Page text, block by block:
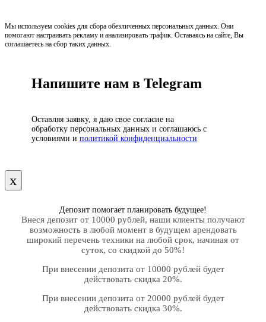
Мы используем cookies для сбора обезличенных персональных данных. Они
помогают настраивать рекламу и анализировать трафик. Оставаясь на сайте, Вы
соглашаетесь на сбор таких данных.
Напишите нам в Telegram
Оставляя заявку, я даю свое согласие на
обработку персональных данных и соглашаюсь с
условиями и политикой конфиденциальности
х
Депозит помогает планировать будущее!
Внеся депозит от 10000 рублей, наши клиенты получают
возможность в любой момент в будущем арендовать
широкий перечень техники на любой срок, начиная от
суток, со скидкой до 50%!
При внесении депозита от 10000 рублей будет
действовать скидка 20%.
При внесении депозита от 20000 рублей будет
действовать скидка 30%.